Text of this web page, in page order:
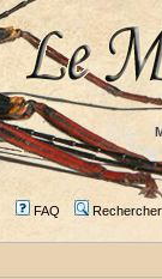
FAQ Rechercher